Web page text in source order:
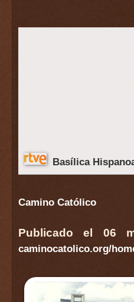
Basílica
Camino Católico
Publicado el 06
caminocatolico.org/